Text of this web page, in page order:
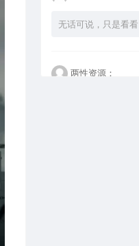
无话可说，只是看看
两性资源：